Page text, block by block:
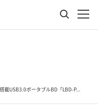
載USB3.0ポータブルBD「LBD-P...